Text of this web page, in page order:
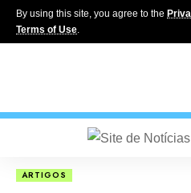
By using this site, you agree to the
Terms of Use.
ARTIGOS